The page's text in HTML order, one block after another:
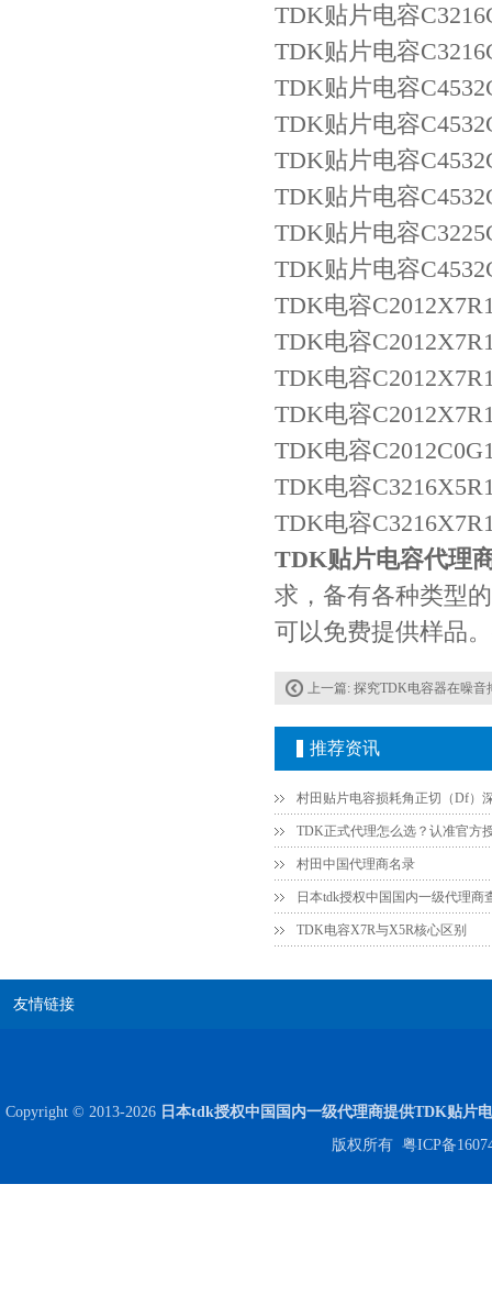
TDK贴片电容
TDK贴片电容
TDK贴片电容
TDK贴片电容
TDK贴片电容
TDK贴片电容
TDK贴片电容
TDK贴片电容
TDK电容
TDK电容
TDK电容
TDK电容
TDK电容
TDK电容
TDK电容
TDK贴片电容代理
求，备有各种类型
可以免费提供样品。
上一篇: 探究TDK电容器在噪音
推荐资讯
村田中国代理商名录
日本tdk授权中国国内一级代理商
TDK电容X7R与X5R核心区别
友情链接
Copyright © 2013-2026 日本tdk授权中国国内一级代理商提供TDK贴片
版权所有 粤ICP备